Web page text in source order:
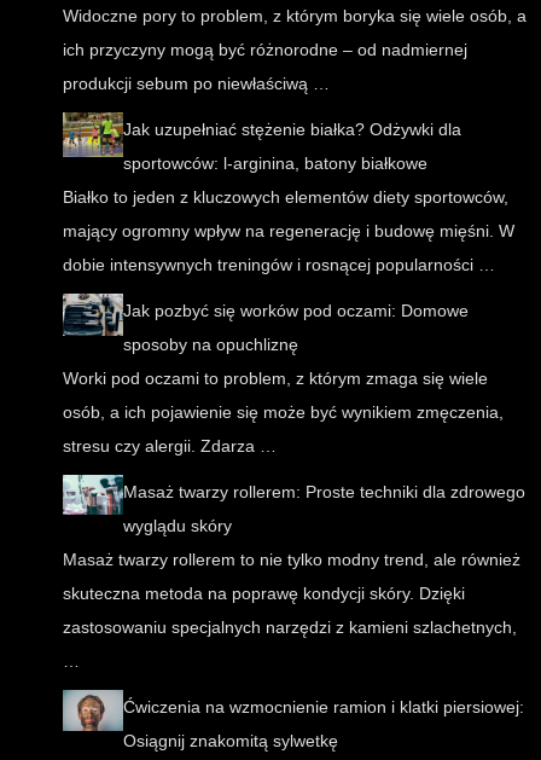
Widoczne pory to problem, z którym boryka się wiele osób, a
ich przyczyny mogą być różnorodne – od nadmiernej
produkcji sebum po niewłaściwą …
Jak uzupełniać stężenie białka? Odżywki dla
sportowców: l-arginina, batony białkowe
Białko to jeden z kluczowych elementów diety sportowców,
mający ogromny wpływ na regenerację i budowę mięśni. W
dobie intensywnych treningów i rosnącej popularności …
Jak pozbyć się worków pod oczami: Domowe
sposoby na opuchliznę
Worki pod oczami to problem, z którym zmaga się wiele
osób, a ich pojawienie się może być wynikiem zmęczenia,
stresu czy alergii. Zdarza …
Masaż twarzy rollerem: Proste techniki dla zdrowego
wyglądu skóry
Masaż twarzy rollerem to nie tylko modny trend, ale również
skuteczna metoda na poprawę kondycji skóry. Dzięki
zastosowaniu specjalnych narzędzi z kamieni szlachetnych,
…
Ćwiczenia na wzmocnienie ramion i klatki piersiowej:
Osiągnij znakomitą sylwetkę